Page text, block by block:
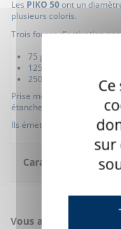
Les PIKO 50ont un
plusieurs coloris.
Trois forces d'activation
75 g
125 g
250 g
Prise mono 3.5mm,
étanche.
Ils émettent un clic sonore
Caractéristiques
Vous aimerez aussi
sur